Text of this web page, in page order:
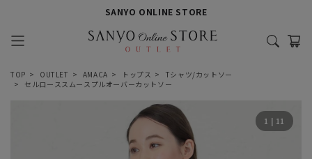
SANYO ONLINE STORE
TOP OUTLET AMACA トップス
Tシャツ/カットソー
セルローススムースプルオーバーカットソー
1 | 11